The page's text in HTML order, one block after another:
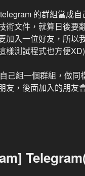
的群組當成
術文件，就算日後要
加入一位好友，所以
樣測試程式也方便XD)
己組一個群組，做
友，後面加入的朋友